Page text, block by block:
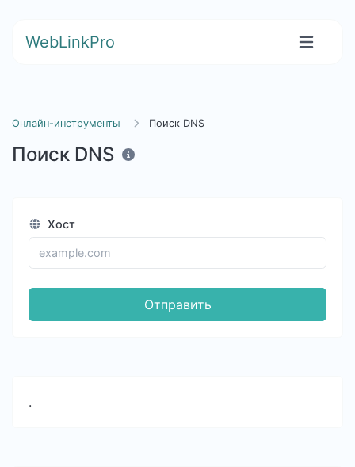
WebLinkPro
Онлайн-инструменты Поиск DNS
Поиск DNS
Хост
Отправить
.